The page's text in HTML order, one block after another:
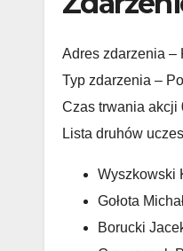
Adres zdarzenia –
Typ zdarzenia –
Czas trwania akcji
Lista druhów
Wyszkowski
Gołota
Borucki